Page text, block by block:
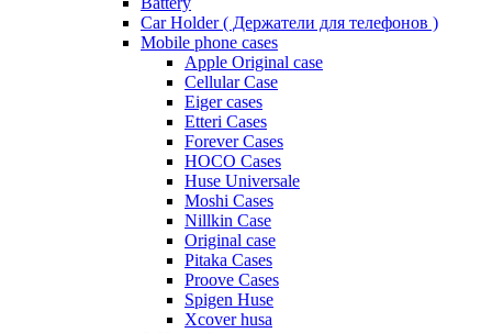
Car Holder ( Держатели для телефонов )
Mobile phone cases
Apple Original case
Cellular Case
Eiger cases
Etteri Cases
Forever Cases
HOCO Cases
Huse Universale
Moshi Cases
Nillkin Case
Original case
Pitaka Cases
Proove Cases
Spigen Huse
Xcover husa